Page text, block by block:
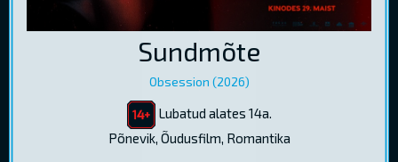
Sundmõte
Obsession (2026)
Lubatud alates 14a.
Põnevik, Õudusfilm, Romantika